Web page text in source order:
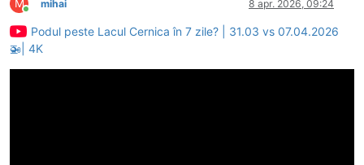
M
Conectat
mihai 8 apr. 2026, 09:24
Podul peste Lacul Cernica în 7 zile? | 31.03 vs 07.04.2026
🚁| 4K